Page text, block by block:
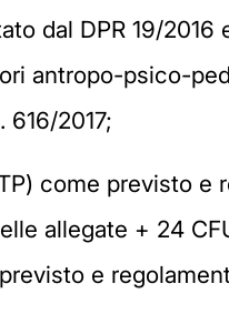
dal DPR 19/2016
antropo-psico-
2017;
come previsto e
allegate + 24
e